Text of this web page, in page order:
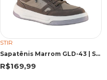
STIR
Sapatênis Marrom GLD-43 | Stir
R$169,99